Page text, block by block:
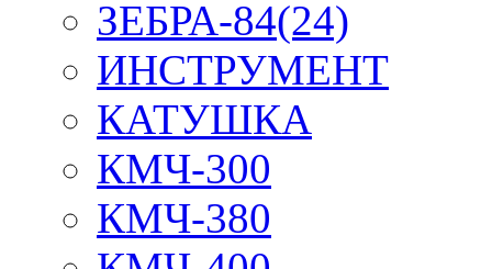
ЗЕБРА-84(24)
ИНСТРУМЕНТ
КАТУШКА
КМЧ-300
КМЧ-380